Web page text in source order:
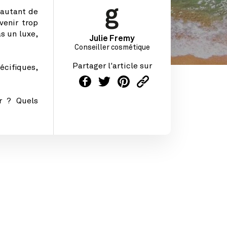
de
trop
un luxe,
? Quels
Julie Fremy
Conseiller cosmétique
Partager l'article sur